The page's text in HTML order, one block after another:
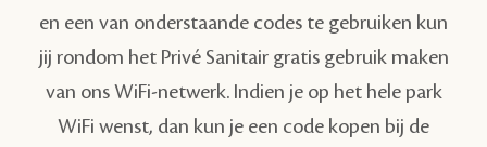
en een van onderstaande codes te gebruiken kun
jij rondom het Privé Sanitair gratis gebruik maken
van ons WiFi-netwerk. Indien je op het hele park
WiFi wenst, dan kun je een code kopen bij de